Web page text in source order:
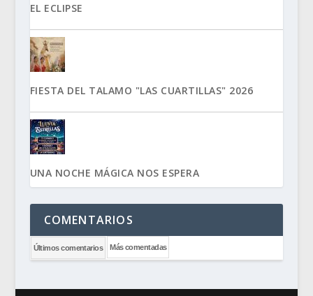
EL ECLIPSE
FIESTA DEL TALAMO "LAS CUARTILLAS" 2026
UNA NOCHE MÁGICA NOS ESPERA
COMENTARIOS
Últimos comentarios Más comentadas